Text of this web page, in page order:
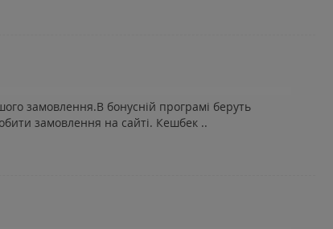
замовлення.В бонусній програмі беруть
замовлення на сайті. Кешбек ..